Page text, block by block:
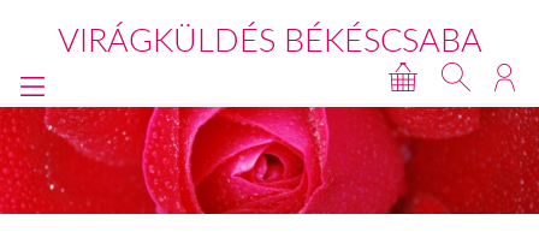
VIRÁGKÜLDÉS BÉKÉSCSABA